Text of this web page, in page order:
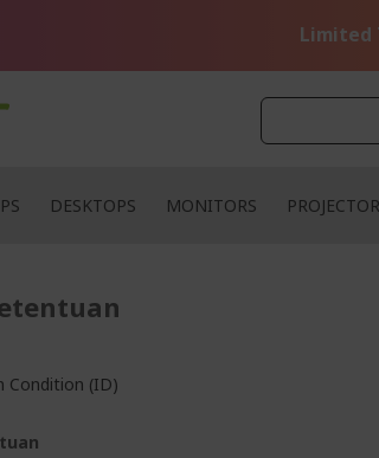
Limited
DESKTOPS MONITORS
Condition (ID)